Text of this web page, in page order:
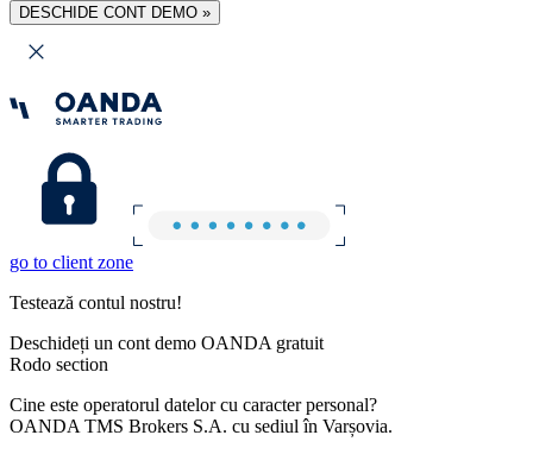
DESCHIDE CONT DEMO »
go to client zone
Testează contul nostru!
Deschideți un cont demo OANDA gratuit
Rodo section
Cine este operatorul datelor cu caracter personal?
OANDA TMS Brokers S.A. cu sediul în Varșovia.